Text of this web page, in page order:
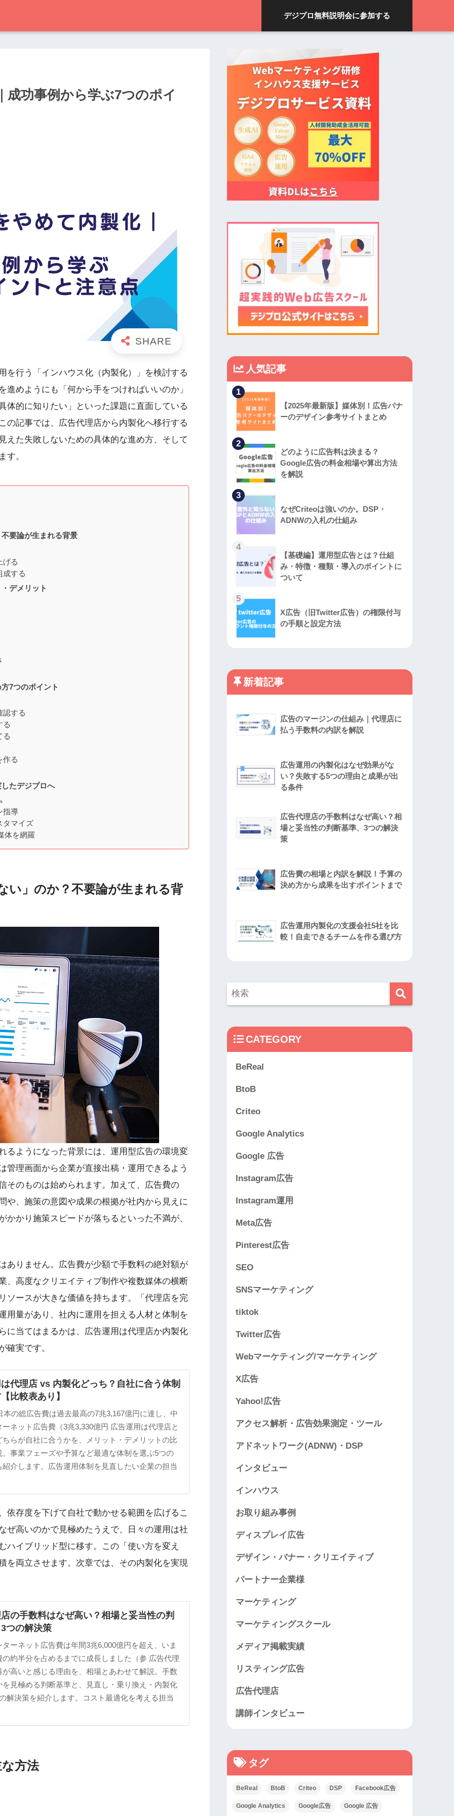
デジプロ無料説明会に参加する
成功事例から学ぶ7つのポイ
を行う「インハウス化（内製化）」を検討する
めようにも「何から手をつければいいのか」
体的に知りたい」といった課題に直面している
の記事では、広告代理店から内製化へ移行する
えた失敗しないための具体的な進め方、そして
す。
要論が生まれる背景
げる
成する
デメリット
7つのポイント
認する
る
る
作る
たデジプロへ
指導
タマイズ
体を網羅
い」のか？不要論が生まれる背
るようになった背景には、運用型広告の環境変
管理画面から企業が直接出稿・運用できるよう
そのものは始められます。加えて、広告費の
や、施策の意図や成果の根拠が社内から見えに
かり施策スピードが落ちるといった不満が、
ありません。広告費が少額で手数料の絶対額が
、高度なクリエイティブ制作や複数媒体の横断
ソースが大きな価値を持ちます。「代理店を完
用量があり、社内に運用を担える人材と体制を
に当てはまるかは、広告運用は代理店か内製化
確実です。
代理店 vs 内製化どっち？自社に合う体制
比較表あり】
本の総広告費は過去最高の7兆3,167億円に達し、中
ーネット広告費（3兆3,330億円 広告運用は代理店と
ちらが自社に合うかを、メリット・デメリットの比
。事業フェーズや予算など最適な体制を選ぶ5つの
紹介します。広告運用体制を見直したい企業の担当
依存度を下げて自社で動かせる範囲を広げるこ
ぜ高いのかで見極めたうえで、日々の運用は社
ハイブリッド型に移す。この「使い方を変え
を両立させます。次章では、その内製化を実現
の手数料はなぜ高い？相場と妥当性の判
つの解決策
ターネット広告費は年間3兆6,000億円を超え、いま
の約半分を占めるまでに成長しました（参 広告代理
が高いと感じる理由を、相場とあわせて解説。手数
を見極める判断基準と、見直し・乗り換え・内製化
解決策を紹介します。コスト最適化を考える担当
方法
人気記事
1
【2025年最新版】媒体別！広告バナ
ーのデザイン参考サイトまとめ
2
どのように広告料は決まる？
Google広告の料金相場や算出方法
を解説
3
なぜCriteoは強いのか。DSP・
ADNWの入札の仕組み
4
【基礎編】運用型広告とは？仕組
み・特徴・種類・導入のポイントに
ついて
5
X広告（旧Twitter広告）の権限付与
の手順と設定方法
新着記事
広告のマージンの仕組み｜代理店に
払う手数料の内訳を解説
広告運用の内製化はなぜ効果がな
い？失敗する5つの理由と成果が出
る条件
広告代理店の手数料はなぜ高い？相
場と妥当性の判断基準、3つの解決
策
広告費の相場と内訳を解説！予算の
決め方から成果を出すポイントまで
広告運用内製化の支援会社5社を比
較！自走できるチームを作る選び方
CATEGORY
BeReal
BtoB
Criteo
Google Analytics
Google 広告
Instagram広告
Instagram運用
Meta広告
Pinterest広告
SEO
SNSマーケティング
tiktok
Twitter広告
Webマーケティング/マーケティング
X広告
Yahoo!広告
アクセス解析・広告効果測定・ツール
アドネットワーク(ADNW)・DSP
インタビュー
インハウス
お取り組み事例
ディスプレイ広告
デザイン・バナー・クリエイティブ
パートナー企業様
マーケティング
マーケティングスクール
メディア掲載実績
リスティング広告
広告代理店
講師インタビュー
タグ
BeReal BtoB Criteo DSP Facebook広告
Google Analytics Google広告 Google 広告